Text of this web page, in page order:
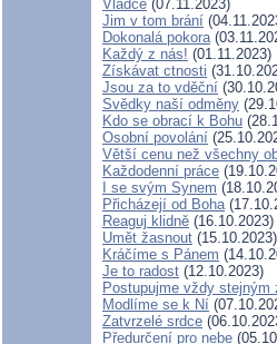
Vládce (07.11.2023)
Jim v tom brání
Dokonalá pokora
Každý z nás! (01.11.2023)
Získávat ctnosti
Jsou za to vděční
Svědky naší odměny
Kdo se obrací k Bohu
Osobní povolání
Větší cenu než všechny
Každodenní práce
I se svým Synem
Přicházejí od Boha
Reaguj klidně (16.10.2023)
Umět žasnout (15.10.2023)
Kráčíme s Pánem
Je to radost (12.10.2023)
Postupujme vždy stejným
Modlíme se k Ní
Zatvrzelé srdce
Předurčení pro nebe